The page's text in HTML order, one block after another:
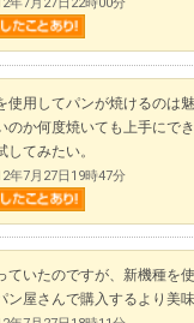
年7月27日22時00分
使用してパンが焼けるのは
のか何度焼いても上手にで
してみたい。
年7月27日19時47分
ていたのですが、新機種を
ン屋さんで購入するより美